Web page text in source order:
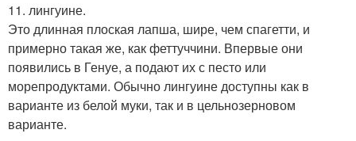
11. лингуине.
Это длинная плоская лапша, шире, чем спагетти, и
примерно такая же, как феттуччини. Впервые они
появились в Генуе, а подают их с песто или
морепродуктами. Обычно лингуине доступны как в
варианте из белой муки, так и в цельнозерновом
варианте.